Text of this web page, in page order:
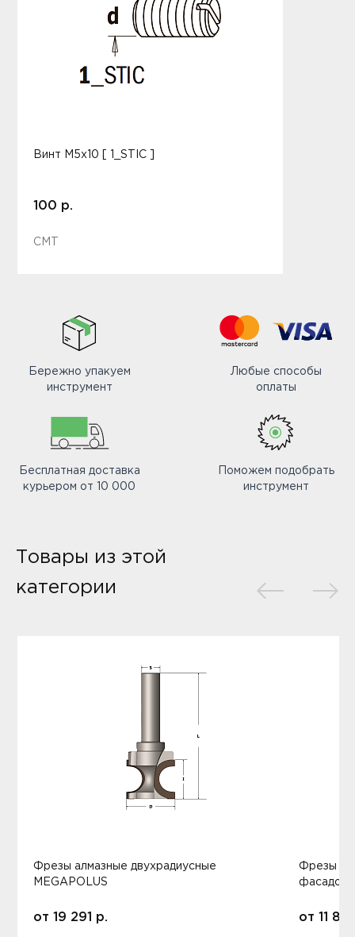
Винт M5x10 [ 1_STIC ]
100 р.
CMT
Бережно упакуем
инструмент
Любые способы
оплаты
Бесплатная доставка
курьером от 10 000
Поможем подобрать
инструмент
Товары из этой
категории
Фрезы алмазные двухрадиусные
MEGAPOLUS
от 19 291 р.
Фрезы
фасадов
от 11